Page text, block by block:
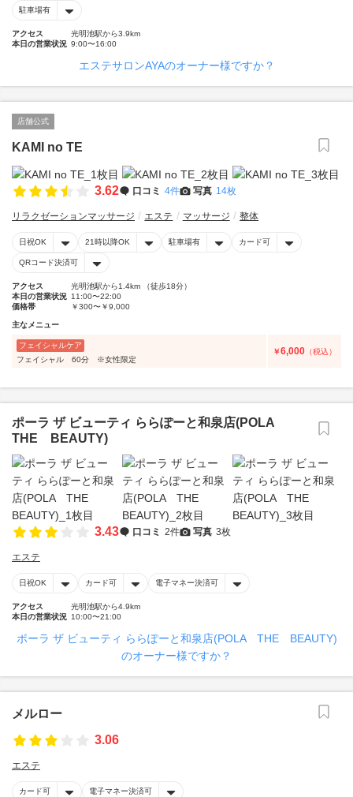
駐車場有
アクセス
光明池駅から3.9km
本日の営業状況 9:00〜16:00
エステサロンAYAのオーナー様ですか？
店舗公式
KAMI no TE
3.62 口コミ 4件 写真 14枚
リラクゼーションマッサージ エステ マッサージ 整体
日祝OK 21時以降OK 駐車場有 カード可
QRコード決済可
アクセス
光明池駅から1.4km （徒歩18分）
本日の営業状況 11:00〜22:00
価格帯
￥300〜￥9,000
主なメニュー
フェイシャルケア
フェイシャル 60分 ※女性限定
￥6,000 （税込）
ポーラ ザ ビューティ ららぽーと和泉店(POLA
THE BEAUTY)
3.43 口コミ 2件 写真 3枚
エステ
日祝OK カード可 電子マネー決済可
アクセス
光明池駅から4.9km
本日の営業状況 10:00〜21:00
ポーラ ザ ビューティ ららぽーと和泉店(POLA THE BEAUTY)
のオーナー様ですか？
メルロー
3.06
エステ
カード可 電子マネー決済可